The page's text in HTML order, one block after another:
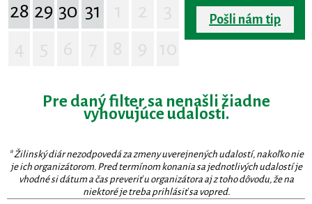
28 29 30 31 Pošli nám tip
Pre daný filter sa nenašli žiadne
vyhovujúce udalosti.
* Žilinský diár nezodpovedá za zmeny uverejnených udalostí, nakoľko nie
je ich organizátorom. Pred termínom konania sa jednotlivých udalostí je
vhodné si dátum a čas preveriť u organizátora aj z toho dôvodu, že na
niektoré je treba prihlásiť sa vopred.